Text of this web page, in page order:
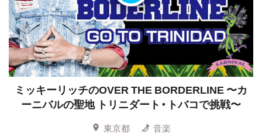
ミッキーリッチのOVER THE BORDERLINE 〜カ
ーニバルの聖地 トリニダート・トバコで挑戦〜
東京都
音楽